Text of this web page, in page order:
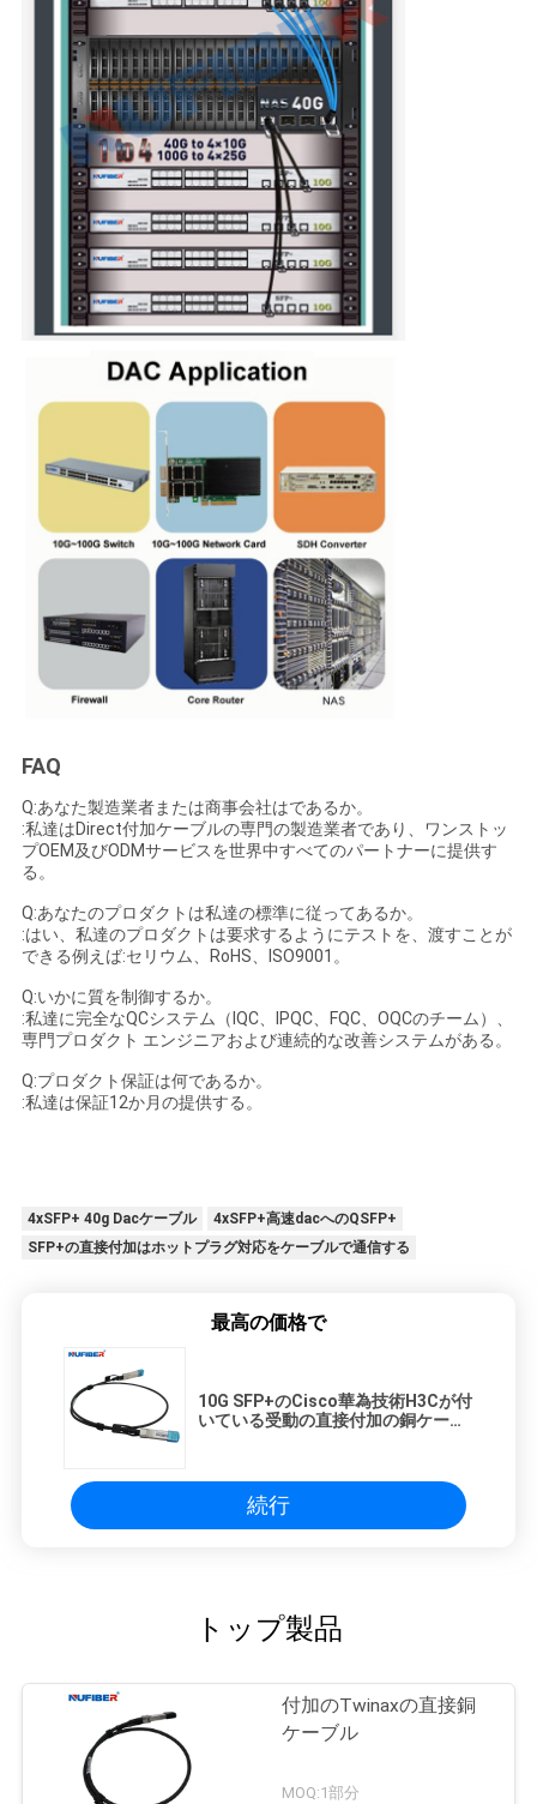
FAQ
Q:あなた製造業者または商事会社はであるか。
:私達はDirect付加ケーブルの専門の製造業者であり、ワンストッ
プOEM及びODMサービスを世界中すべてのパートナーに提供す
る。
Q:あなたのプロダクトは私達の標準に従ってあるか。
:はい、私達のプロダクトは要求するようにテストを、渡すことが
できる例えば:セリウム、RoHS、ISO9001。
Q:いかに質を制御するか。
:私達に完全なQCシステム（IQC、IPQC、FQC、OQCのチーム）、
専門プロダクト エンジニアおよび連続的な改善システムがある。
Q:プロダクト保証は何であるか。
:私達は保証12か月の提供する。
4xSFP+ 40g Dacケーブル
4xSFP+高速dacへのQSFP+
SFP+の直接付加はホットプラグ対応をケーブルで通信する
最高の価格で
10G SFP+のCisco華為技術H3Cが付
いている受動の直接付加の銅ケーブ
続行
トップ製品
付加のTwinaxの直接銅
ケーブル
MOQ:1部分